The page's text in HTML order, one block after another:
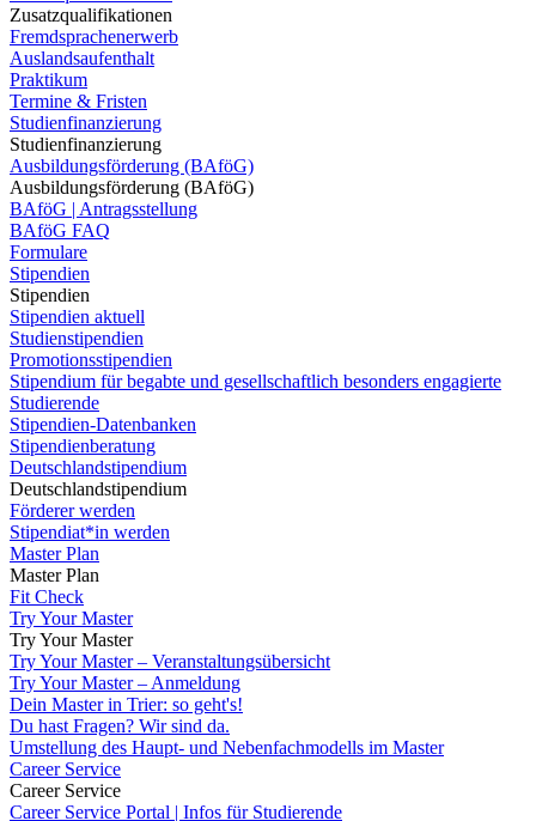
Zusatzqualifikationen
Fremdsprachenerwerb
Auslandsaufenthalt
Praktikum
Termine & Fristen
Studienfinanzierung
Studienfinanzierung
Ausbildungsförderung (BAföG)
Ausbildungsförderung (BAföG)
BAföG | Antragsstellung
BAföG FAQ
Formulare
Stipendien
Stipendien
Stipendien aktuell
Studienstipendien
Promotionsstipendien
Stipendium für begabte und gesellschaftlich besonders engagierte
Studierende
Stipendien-Datenbanken
Stipendienberatung
Deutschlandstipendium
Deutschlandstipendium
Förderer werden
Stipendiat*in werden
Master Plan
Master Plan
Fit Check
Try Your Master
Try Your Master
Try Your Master – Veranstaltungsübersicht
Try Your Master – Anmeldung
Dein Master in Trier: so geht's!
Du hast Fragen? Wir sind da.
Umstellung des Haupt- und Nebenfachmodells im Master
Career Service
Career Service
Career Service Portal | Infos für Studierende